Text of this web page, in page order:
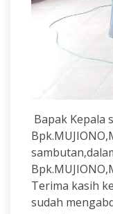
Bapak Kepala
Terima kasih
sudah